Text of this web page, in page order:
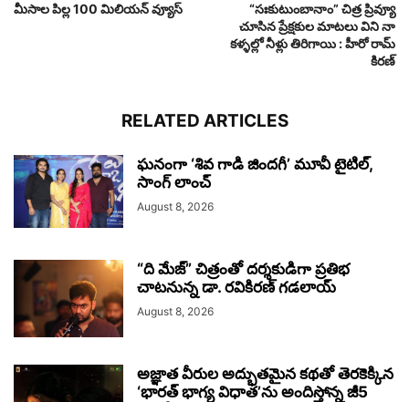
మీసాల పిల్ల 100 మిలియన్ వ్యూస్‌
“సఃకుటుంబానాం” చిత్ర ప్రివ్యూ
చూసిన ప్రేక్షకుల మాటలు విని నా
కళ్ళల్లో నీళ్లు తిరిగాయి : హీరో రామ్
కిరణ్
RELATED ARTICLES
ఘనంగా ‘శివ గాడి జింద‌గీ’ మూవీ టైటిల్,
సాంగ్ లాంచ్
August 8, 2026
“ది మేజ్” చిత్రంతో దర్శకుడిగా ప్రతిభ
చాటనున్న డా. రవికిరణ్ గడలాయ్
August 8, 2026
అజ్ఞాత వీరుల అద్భుతమైన కథతో తెరకెక్కిన
‘భారత్ భాగ్య విధాత’ను అందిస్తోన్న జీ5